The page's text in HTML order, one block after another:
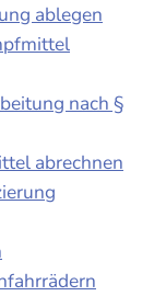
ablegen
nach §
abrechnen